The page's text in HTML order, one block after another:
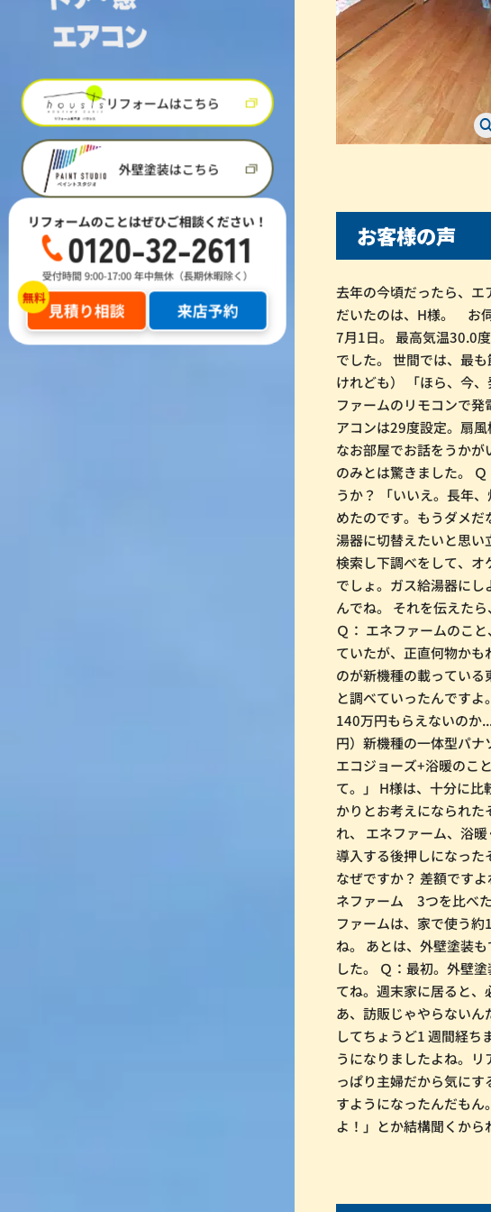
リフォームはこちら
外壁塗装はこちら
リフォームのことはぜひご相談ください！
0120-32-2611
受付時間 9:00-17:00 年中無休（長期休暇除く）
見積り相談 来店予約
お客様の声
去年の今頃だったら、エ
だいたのは、H様。 お
7月1日。 最高気温30.0
でした。 世間では、最
けれども） 「ほら、今
ファームのリモコンで
アコンは29度設定。扇
なお部屋でお話をうか
のみとは驚きました。
うか？ 「いいえ。長年
めたのです。もうダメ
湯器に切替えたいと思い
検索し下調べをして、オ
でしょ。ガス給湯器に
んでね。 それを伝えた
Ｑ： エネファームのこ
ていたが、正直何物か
のが新機種の載ってい
と調べていったんですよ
140万円もらえないのか
円）新機種の一体型パ
エコジョーズ+浴暖のこ
て。」 H様は、十分に
かりとお考えになられ
れ、 エネファーム、浴
導入する後押しになった
なぜですか？ 差額です
ネファーム 3つを比べ
ファームは、家で使う
ね。 あとは、外壁塗装
した。 Ｑ：最初。外壁
てね。週末家に居ると、
あ、訪販じゃやらない
してちょうど1 週間経ち
うになりましたよね。
っぱり主婦だから気に
すようになったんだも
よ！」とか結構聞くから